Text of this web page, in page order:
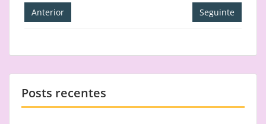
Navegação
de
Anterior Seguinte
Posts recentes